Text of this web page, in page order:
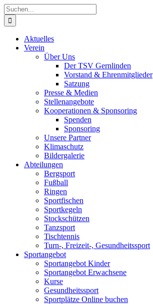
Zum
Inhalt
springen
Suche
nach:
Aktuelles
Verein
Über Uns
Der TSV Gernlinden
Vorstand & Ehrenmitglieder
Satzung
Presse & Medien
Stellenangebote
Kooperationen & Sponsoring
Spenden
Sponsoring
Unsere Partner
Klimaschutz
Bildergalerie
Abteilungen
Bergsport
Fußball
Ringen
Sportfischen
Sportkegeln
Stockschützen
Tanzsport
Tischtennis
Turn-, Freizeit-, Gesundheitssport
Sportangebot
Sportangebot Kinder
Sportangebot Erwachsene
Kurse
Gesundheitssport
Sportplätze Online buchen